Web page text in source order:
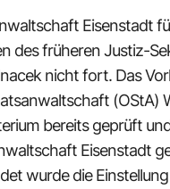
Eisenstadt
des früheren Justiz-
nicht fort. Das
(OStA)
bereits geprüft
Eisenstadt
wurde die